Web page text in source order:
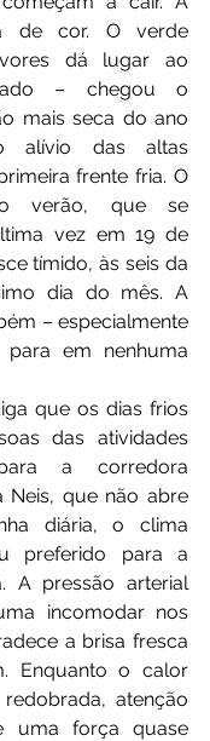
de cor. O verde
dá lugar ao
– chegou o
mais seca do ano
alívio das altas
frente fria. O
verão, que se
vez em 19 de
tímido, às seis da
dia do mês. A
– especialmente
em nenhuma
das atividades
a corredora
Neis, que não abre
diária, o clima
preferido para a
A pressão arterial
incomodar nos
a brisa fresca
Enquanto o calor
atenção
uma força quase